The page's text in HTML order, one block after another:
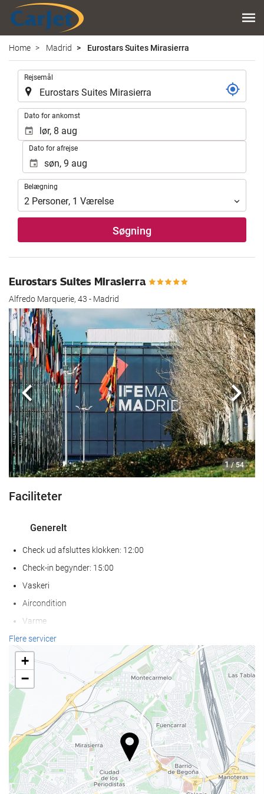
Home Madrid Eurostars Suites Mirasierra
Rejsemål
Dato for ankomst
Dato for afrejse
Belægning
Belægning
2 Personer, 1 Værelse
Søgning
Eurostars Suites Mirasierra
Alfredo Marquerie, 43 - Madrid
1 / 54
Previous
Faciliteter
Generelt
Check ud afsluttes klokken: 12:00
Check-in begynder: 15:00
Vaskeri
Aircondition
Varme
Elevator
Handikapvenlig adgang.
Ikke-ryger værelser
Rygning forbudt på alle fælles- og privatområder
Kæledyr er ikke tilladt
Mad og drikke
Restaurant
À la carte-restaurant
Flere servicer
+
−